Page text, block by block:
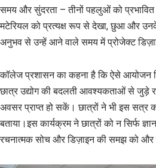
समय और सुंदरता – तीनों पहलुओं को प्रभावित
मटेरियल को प्रत्यक्ष रूप से देखा, छुआ और
अनुभव से उन्हें आने वाले समय में प्रोजेक्ट
कॉलेज प्रशासन का कहना है कि ऐसे आयोजन
छात्र उद्योग की बदलती आवश्यकताओं से जुड़े
अवसर प्राप्त हो सकें। छात्रों ने भी इस सत्र
बताया।इस कार्यक्रम ने छात्रों को न सिर्फ
रचनात्मक सोच और डिज़ाइन की समझ को और